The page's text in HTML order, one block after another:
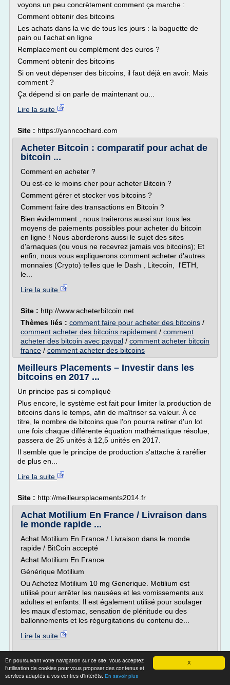
X
En poursuivant votre navigation sur ce site, vous acceptez
l'utilisation de cookies pour vous proposer des contenus et
services adaptés à vos centres d'intérêts. En savoir plus
voyons un peu concrètement comment ça marche :
Comment obtenir des bitcoins
Les achats dans la vie de tous les jours : la baguette de
pain ou l'achat en ligne
Remplacement ou complément des euros ?
Comment obtenir des bitcoins
Si on veut dépenser des bitcoins, il faut déjà en avoir. Mais
comment ?
Ça dépend si on parle de maintenant ou...
Lire la suite
Site : https://yanncochard.com
Acheter Bitcoin : comparatif pour achat de
bitcoin ...
Comment en acheter ?
Ou est-ce le moins cher pour acheter Bitcoin ?
Comment gérer et stocker vos bitcoins ?
Comment faire des transactions en Bitcoin ?
Bien évidemment , nous traiterons aussi sur tous les
moyens de paiements possibles pour acheter du bitcoin
en ligne ! Nous aborderons aussi le sujet des sites
d'arnaques (ou vous ne recevrez jamais vos bitcoins); Et
enfin, nous vous expliquerons comment acheter d'autres
monnaies (Crypto) telles que le Dash , Litecoin, l'ETH,
le...
Lire la suite
Site : http://www.acheterbitcoin.net
Thèmes liés : comment faire pour acheter des bitcoins /
comment acheter des bitcoins rapidement / comment
acheter des bitcoin avec paypal / comment acheter bitcoin
france / comment acheter des bitcoins
Meilleurs Placements – Investir dans les
bitcoins en 2017 ...
Un principe pas si compliqué
Plus encore, le système est fait pour limiter la production de
bitcoins dans le temps, afin de maîtriser sa valeur. À ce
titre, le nombre de bitcoins que l'on pourra retirer d'un lot
une fois chaque différente équation mathématique résolue,
passera de 25 unités à 12,5 unités en 2017.
Il semble que le principe de production s'attache à raréfier
de plus en...
Lire la suite
Site : http://meilleursplacements2014.fr
Achat Motilium En France / Livraison dans
le monde rapide ...
Achat Motilium En France / Livraison dans le monde
rapide / BitCoin accepté
Achat Motilium En France
Générique Motilium
Ou Achetez Motilium 10 mg Generique. Motilium est
utilisé pour arrêter les nausées et les vomissements aux
adultes et enfants. Il est également utilisé pour soulager
les maux d'estomac, sensation de plénitude ou des
ballonnements et les régurgitations du contenu de...
Lire la suite
Thèmes liés :acheter bitcoin pas cher /achat bitcoin pas
cher/achat bitcoins france/ bitcoin pas cher